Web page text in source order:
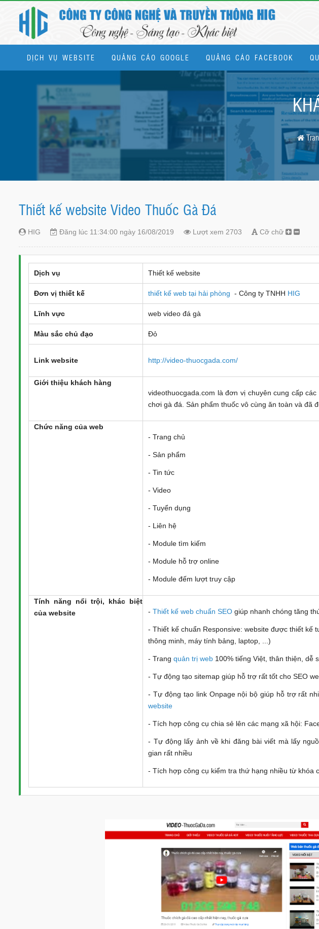
DỊCH VỤ WEBSITE QUẢNG CÁO GOOGLE QUẢNG CÁO FACEBOOK
Thiết kế website Video Thuốc Gà Đá
HIG Đăng lúc 11:34:00 ngày 16/08/2019 Lượt xem 2703 Cỡ chữ
Dịch vụ Thiết kế website
Đơn vị thiết kế thiết kế web tại hải phòng - Công ty TNHH HIG
Lĩnh vực web video đá gà
Màu sắc chủ đạo Đỏ
Link website http://video-thuocgada.com/
Giới thiệu khách hàng
videothuocgada.com là đơn vị chuyên cung cấp
chơi gà đá. Sản phẩm thuốc vô cùng ăn toàn và đã
Chức năng của web
- Trang chủ
- Sản phẩm
- Tin tức
- Video
- Tuyển dụng
- Liên hệ
- Module tìm kiếm
- Module hỗ trợ online
- Module đếm lượt truy cập
Tính năng nổi trội, khác biệt
của website
-Thiết kế web chuẩn SEO giúp nhanh chóng tăng
- Thiết kế chuẩn Responsive: website được thiết kế
thông minh, máy tính bảng, laptop, ...)
- Trangquản trị web 100% tiếng Việt, thân thiện, dễ
- Tự động tạo sitemap giúp hỗ trợ rất tốt cho SEO
- Tự động tạo link Onpage nội bộ giúp hỗ trợ rất
website
- Tích hợp công cụ chia sẻ lên các mạng xã hội:
- Tự động lấy ảnh về khi đăng bài viết mà lấy
gian rất nhiều
- Tích hợp công cụ kiểm tra thứ hạng nhiều từ khóa